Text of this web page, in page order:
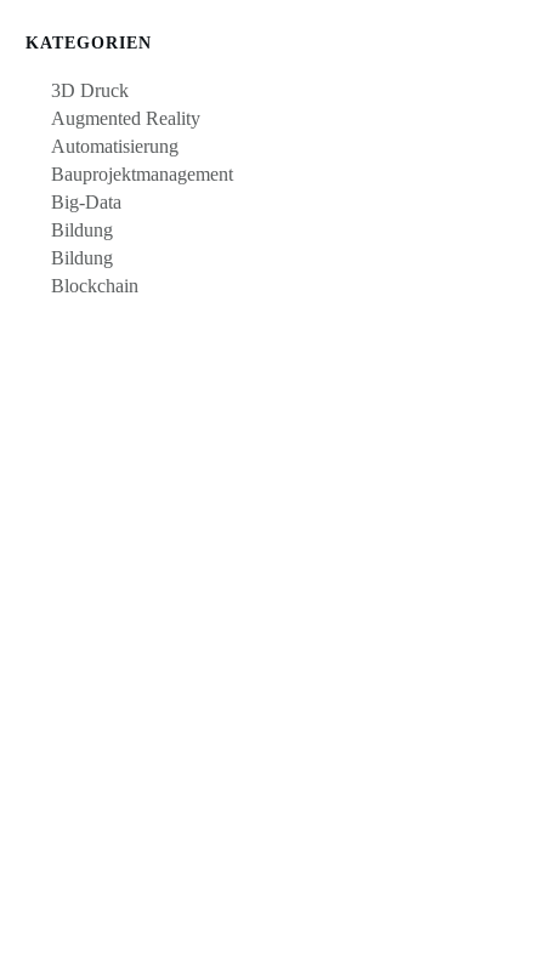
KATEGORIEN
3D Druck
Augmented Reality
Automatisierung
Bauprojektmanagement
Big-Data
Bildung
Bildung
Blockchain